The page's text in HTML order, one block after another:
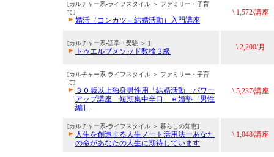
[カルチャー系-ライフスタイル ＞ ファミリー・子育
て]
婚活（コンカツ＝結婚活動）入門講座
\ 1,572/講座
[カルチャー系-語学・受験 ＞ ]
トゥエルブメソッド数検３級 \ 2,200/月
[カルチャー系-ライフスタイル ＞ ファミリー・子育
て]
３０歳以上独身男性用「結婚活動」パワー
アップ講座 短期集中辛口 ｅ婚塾［男性
編］
\ 5,237/講座
[カルチャー系-ライフスタイル ＞ 暮らしの知恵]
人生を創造する人生ノート活用法ーあなた
の命があなたの人生に期待しています
\ 1,048/講座